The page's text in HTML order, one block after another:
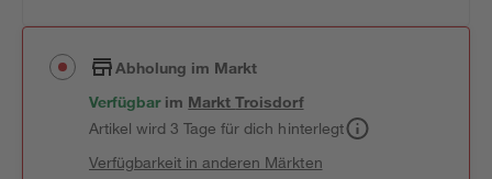
Abholung im Markt
Verfügbar im MarktTroisdorf
Artikel wird 3 Tage für dich hinterlegt
Verfügbarkeit in anderen Märkten